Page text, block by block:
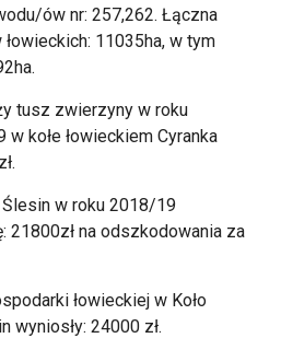
ów nr: 257,262. Łączna
11035ha, w tym
tusz zwierzyny w roku
kołe łowieckiem Cyranka
Ślesin w roku 2018/19
21800zł na odszkodowania za
łowieckiej w Koło
wyniosły: 24000 zł.